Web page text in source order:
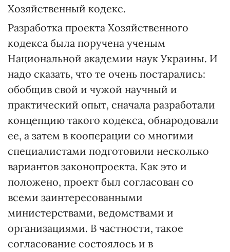
Хозяйственный кодекс.
Разработка проекта Хозяйственного
кодекса была поручена ученым
Национальной академии наук Украины. И
надо сказать, что те очень постарались:
обобщив свой и чужой научный и
практический опыт, сначала разработали
концепцию такого кодекса, обнародовали
ее, а затем в кооперации со многими
специалистами подготовили несколько
вариантов законопроекта. Как это и
положено, проект был согласован со
всеми заинтересованными
министерствами, ведомствами и
организациями. В частности, такое
согласование состоялось и в